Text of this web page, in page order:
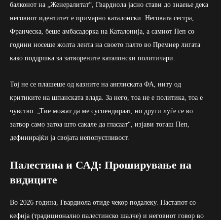
балконот на „Женералитат“, Гвардиола јасно стави до знаење дека
неговиот идентитет е примарно каталонски. Неговата сестра,
Франческа, беше амбасадорка на Каталонија, а самиот Пеп со
години носеше жолта лента на своето палто во Премиер лигата
како поддршка за затворените каталонски политичари.
Тој не се плашеше од казните на англиската ФА, ниту од
критиките на шпанската влада. За него, тоа не е политика, тоа е
чувство. „Тие можат да ме суспендираат, но други луѓе се во
затвор само затоа што сакале да гласаат“, изјави тогаш Пеп,
дефинирајќи ја својата непопустливост.
Палестина и САД: Проширување на
видиците
Во 2026 година, Гвардиола отиде чекор подалеку. Настапот со
кефија (традиционално палестинско шалче) и неговиот говор во